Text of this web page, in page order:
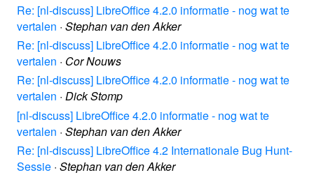
Re: [nl-discuss] LibreOffice 4.2.0 informatie - nog wat te
vertalen · Stephan van den Akker
Re: [nl-discuss] LibreOffice 4.2.0 informatie - nog wat te
vertalen · Cor Nouws
Re: [nl-discuss] LibreOffice 4.2.0 informatie - nog wat te
vertalen · Dick Stomp
[nl-discuss] LibreOffice 4.2.0 informatie - nog wat te
vertalen · Stephan van den Akker
Re: [nl-discuss] LibreOffice 4.2 Internationale Bug Hunt-
Sessie · Stephan van den Akker